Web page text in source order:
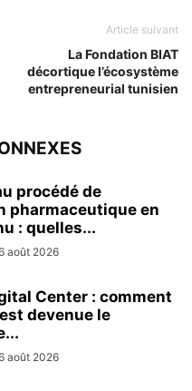
Article suivant
La Fondation BIAT
décortique l’écosystème
entrepreneurial tunisien
procédé de
pharmaceutique en
: quelles...
août 2026
Center : comment
devenue le
août 2026